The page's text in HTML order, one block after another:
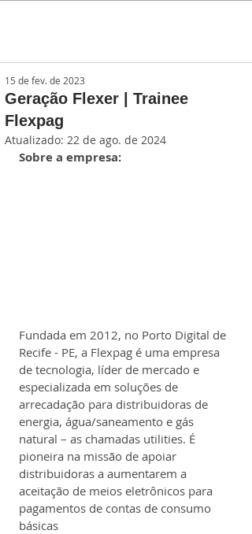
Geração Flexer | Trainee
Flexpag
15 de fev. de 2023
Atualizado: 22 de ago. de 2024
Sobre a empresa:
Fundada em 2012, no Porto Digital de
Recife - PE, a Flexpag é uma empresa
de tecnologia, líder de mercado e
especializada em soluções de
arrecadação para distribuidoras de
energia, água/saneamento e gás
natural – as chamadas utilities. É
pioneira na missão de apoiar
distribuidoras a aumentarem a
aceitação de meios eletrônicos para
pagamentos de contas de consumo
básicas